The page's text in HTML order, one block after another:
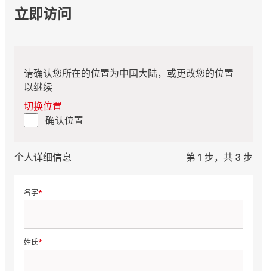
立即访问
请确认您所在的位置为中国大陆，或更改您的位置
以继续
确认位置
切换位置
个人详细信息 第 1 步，共 3 步
名字
姓氏